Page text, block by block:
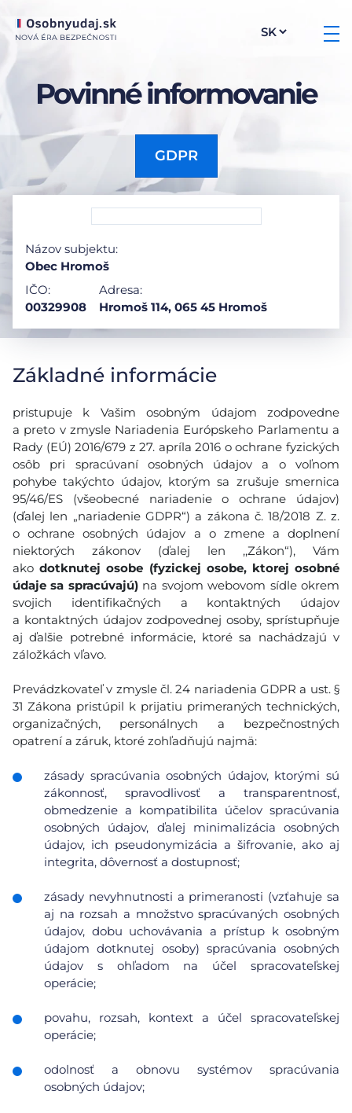
Povinné informovanie
GDPR
Názov subjektu:
Obec Hromoš
IČO:
00329908
Adresa:
Hromoš 114, 065 45 Hromoš
Základné informácie
pristupuje k Vašim osobným údajom zodpovedne
a preto v zmysle Nariadenia Európskeho Parlamentu a
Rady (EÚ) 2016/679 z 27. apríla 2016 o ochrane fyzických
osôb pri spracúvaní osobných údajov a o voľnom
pohybe takýchto údajov, ktorým sa zrušuje smernica
95/46/ES (všeobecné nariadenie o ochrane údajov)
(ďalej len „nariadenie GDPR“) a zákona č. 18/2018 Z. z.
o ochrane osobných údajov a o zmene a doplnení
niektorých zákonov (ďalej len ,,Zákon“), Vám
akodotknutej osobe (fyzickej osobe, ktorej osobné
údaje sa spracúvajú)na svojom webovom sídle okrem
svojich identifikačných a kontaktných údajov
a kontaktných údajov zodpovednej osoby, sprístupňuje
aj ďalšie potrebné informácie, ktoré sa nachádzajú v
záložkách vľavo.
Prevádzkovateľ v zmysle čl. 24 nariadenia GDPR a ust. §
31 Zákona pristúpil k prijatiu primeraných technických,
organizačných, personálnych a bezpečnostných
opatrení a záruk, ktoré zohľadňujú najmä:
zásady spracúvania osobných údajov, ktorými sú
zákonnosť, spravodlivosť a transparentnosť,
obmedzenie a kompatibilita účelov spracúvania
osobných údajov, ďalej minimalizácia osobných
údajov, ich pseudonymizácia a šifrovanie, ako aj
integrita, dôvernosť a dostupnosť;
zásady nevyhnutnosti a primeranosti (vzťahuje sa
aj na rozsah a množstvo spracúvaných osobných
údajov, dobu uchovávania a prístup k osobným
údajom dotknutej osoby) spracúvania osobných
údajov s ohľadom na účel spracovateľskej
operácie;
povahu, rozsah, kontext a účel spracovateľskej
operácie;
odolnosť a obnovu systémov spracúvania
osobných údajov;